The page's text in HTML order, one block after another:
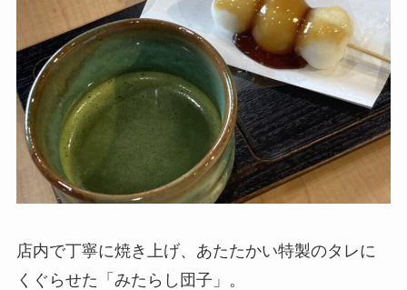
店内で丁寧に焼き上げ、あたたかい特製のタレに
くぐらせた「みたらし団子」。